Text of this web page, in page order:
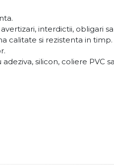
interdictii, obligari
calitate si rezistenta in timp.
silicon, coliere PVC